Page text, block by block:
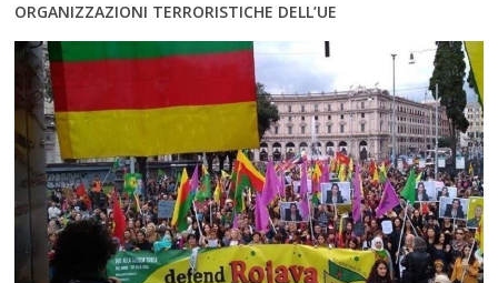
ORGANIZZAZIONI TERRORISTICHE DELL’UE